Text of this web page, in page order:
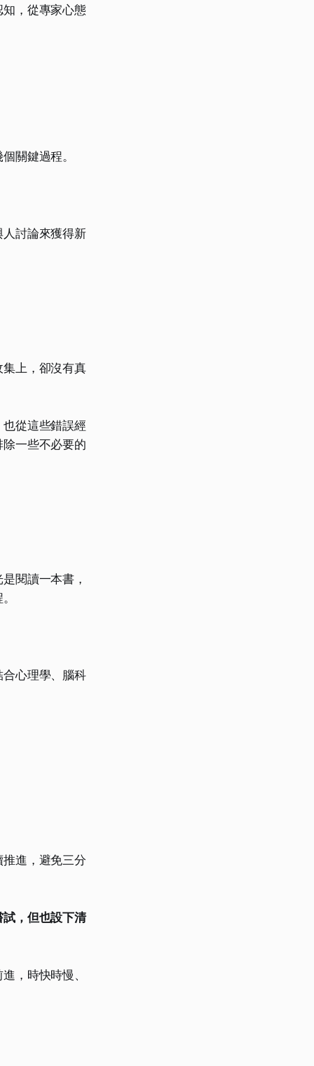
，從專家心態
關鍵過程。
討論來獲得新
上，卻沒有真
從這些錯誤經
一些不必要的
閱讀一本書，
心理學、腦科
進，避免三分
，但也設下清
，時快時慢、